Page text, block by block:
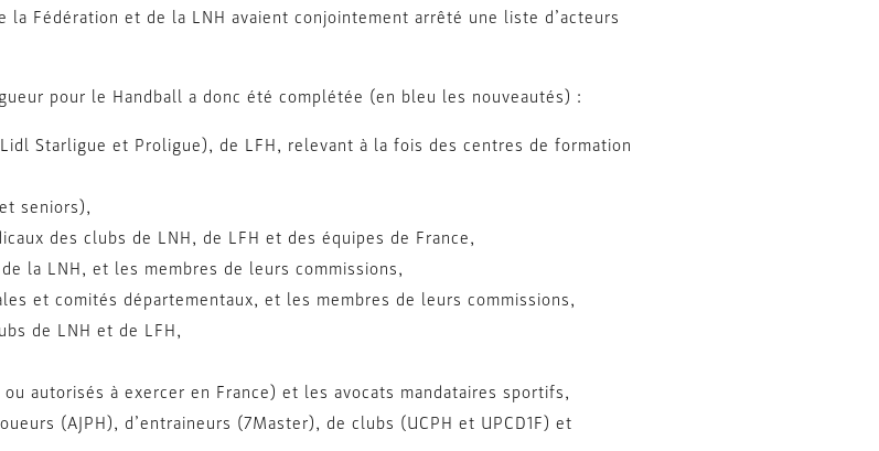
Fédération et de la LNH avaient conjointement arrêté une liste d’acteurs
pour le Handball a donc été complétée (en bleu les nouveautés) :
Starligue et Proligue), de LFH, relevant à la fois des centres de formation
seniors),
des clubs de LNH, de LFH et des équipes de France,
la LNH, et les membres de leurs commissions,
et comités départementaux, et les membres de leurs commissions,
de LNH et de LFH,
autorisés à exercer en France) et les avocats mandataires sportifs,
(AJPH), d’entraineurs (7Master), de clubs (UCPH et UPCD1F) et